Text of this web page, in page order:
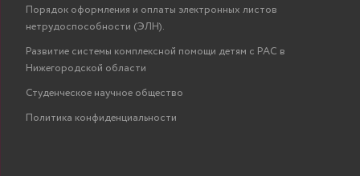
Порядок оформления и оплаты электронных листов
нетрудоспособности (ЭЛН).
Развитие системы комплексной помощи детям с РАС в
Нижегородской области
Студенческое научное общество
Политика конфиденциальности